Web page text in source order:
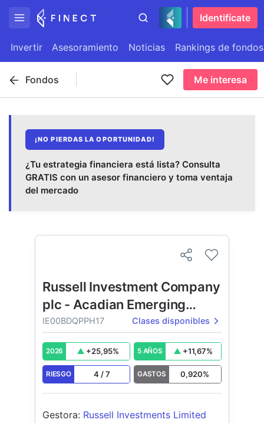
Identifícate
Invertir Asesoramiento Noticias Rankings de fondos
Fondos Me interesa
¡NO PIERDAS LA OPORTUNIDAD!
¿Tu estrategia financiera está lista? Consulta
GRATIS con un asesor financiero y toma ventaja
del mercado
Russell Investment Company
plc - Acadian Emerging
Markets Equity UCITS II
IE00BDQPPH17 Clases disponibles
2026 +25,95% 5 AÑOS +11,67%
RIESGO 4 /7 GASTOS 0,920%
Gestora: Russell Investments Limited